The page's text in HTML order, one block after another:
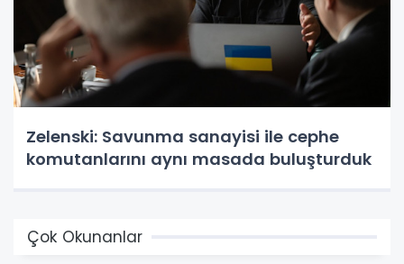
Zelenski: Savunma sanayisi ile cephe
komutanlarını aynı masada buluşturduk
Çok Okunanlar